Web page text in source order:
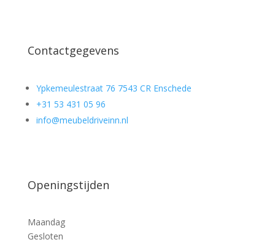
Contactgegevens
Ypkemeulestraat 76 7543 CR Enschede
+31 53 431 05 96
info@meubeldriveinn.nl
Openingstijden
Maandag
Gesloten